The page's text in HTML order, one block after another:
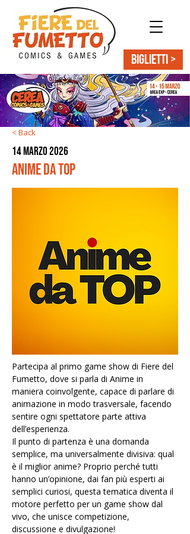
BIGLIETTI >
< Back
14 marzo 2026
Anime da Top
Partecipa al primo game show di Fiere del
Fumetto, dove si parla di Anime in
maniera coinvolgente, capace di parlare di
animazione in modo trasversale, facendo
sentire ogni spettatore parte attiva
dell’esperienza.
Il punto di partenza è una domanda
semplice, ma universalmente divisiva: qual
è il miglior anime? Proprio perché tutti
hanno un’opinione, dai fan più esperti ai
semplici curiosi, questa tematica diventa il
motore perfetto per un game show dal
vivo, che unisce competizione,
discussione e divulgazione!